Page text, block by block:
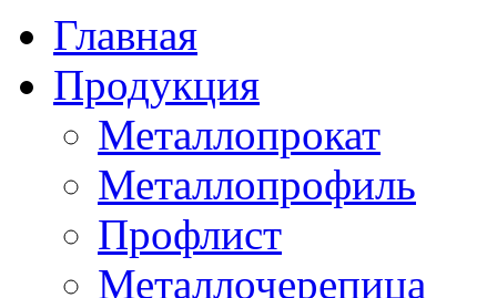
Главная
Продукция
Металлопрокат
Металлопрофиль
Профлист
Металлочерепица